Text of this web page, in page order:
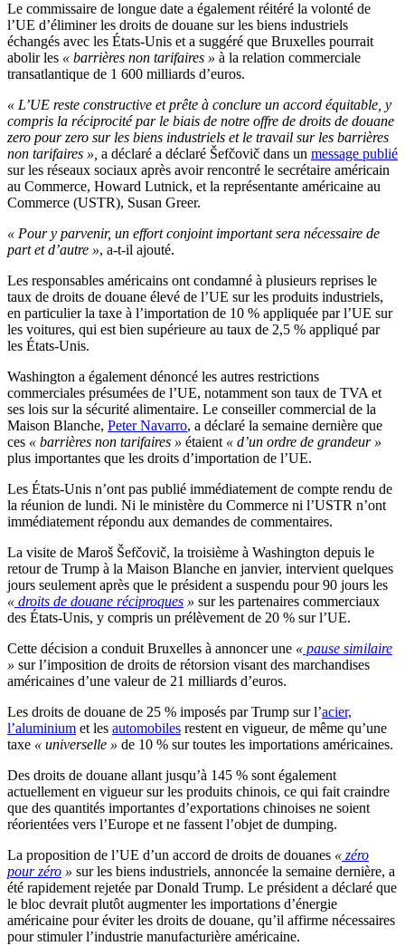
Le commissaire de longue date a également réitéré la volonté de
l’UE d’éliminer les droits de douane sur les biens industriels
échangés avec les États-Unis et a suggéré que Bruxelles pourrait
abolir les « barrières non tarifaires » à la relation commerciale
transatlantique de 1 600 milliards d’euros.
« L’UE reste constructive et prête à conclure un accord équitable, y
compris la réciprocité par le biais de notre offre de droits de douane
zero pour zero sur les biens industriels et le travail sur les barrières
non tarifaires », a déclaré a déclaré Šefčovič dans un message publié
sur les réseaux sociaux après avoir rencontré le secrétaire américain
au Commerce, Howard Lutnick, et la représentante américaine au
Commerce (USTR), Susan Greer.
« Pour y parvenir, un effort conjoint important sera nécessaire de
part et d’autre », a-t-il ajouté.
Les responsables américains ont condamné à plusieurs reprises le
taux de droits de douane élevé de l’UE sur les produits industriels,
en particulier la taxe à l’importation de 10 % appliquée par l’UE sur
les voitures, qui est bien supérieure au taux de 2,5 % appliqué par
les États-Unis.
Washington a également dénoncé les autres restrictions
commerciales présumées de l’UE, notamment son taux de TVA et
ses lois sur la sécurité alimentaire. Le conseiller commercial de la
Maison Blanche, Peter Navarro, a déclaré la semaine dernière que
ces « barrières non tarifaires » étaient « d’un ordre de grandeur »
plus importantes que les droits d’importation de l’UE.
Les États-Unis n’ont pas publié immédiatement de compte rendu de
la réunion de lundi. Ni le ministère du Commerce ni l’USTR n’ont
immédiatement répondu aux demandes de commentaires.
La visite de Maroš Šefčovič, la troisième à Washington depuis le
retour de Trump à la Maison Blanche en janvier, intervient quelques
jours seulement après que le président a suspendu pour 90 jours les
« droits de douane réciproques » sur les partenaires commerciaux
des États-Unis, y compris un prélèvement de 20 % sur l’UE.
Cette décision a conduit Bruxelles à annoncer une « pause similaire
» sur l’imposition de droits de rétorsion visant des marchandises
américaines d’une valeur de 21 milliards d’euros.
Les droits de douane de 25 % imposés par Trump sur l’acier,
l’aluminium et les automobiles restent en vigueur, de même qu’une
taxe « universelle » de 10 % sur toutes les importations américaines.
Des droits de douane allant jusqu’à 145 % sont également
actuellement en vigueur sur les produits chinois, ce qui fait craindre
que des quantités importantes d’exportations chinoises ne soient
réorientées vers l’Europe et ne fassent l’objet de dumping.
La proposition de l’UE d’un accord de droits de douanes « zéro
pour zéro » sur les biens industriels, annoncée la semaine dernière, a
été rapidement rejetée par Donald Trump. Le président a déclaré que
le bloc devrait plutôt augmenter les importations d’énergie
américaine pour éviter les droits de douane, qu’il affirme nécessaires
pour stimuler l’industrie manufacturière américaine.